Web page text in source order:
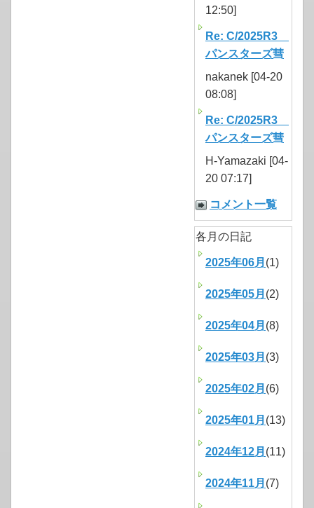
12:50]
Re: C/2025R3
パンスターズ彗
nakanek [04-20
08:08]
Re: C/2025R3
パンスターズ彗
H-Yamazaki [04-
20 07:17]
コメント一覧
各月の日記
2025年06月 (1)
2025年05月 (2)
2025年04月 (8)
2025年03月 (3)
2025年02月 (6)
2025年01月 (13)
2024年12月 (11)
2024年11月 (7)